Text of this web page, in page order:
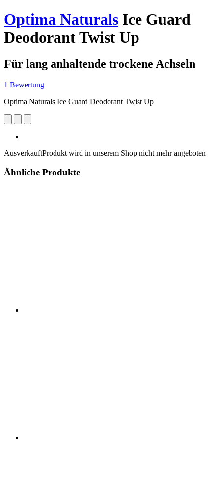
Optima Naturals Ice Guard
Deodorant Twist Up
Für lang anhaltende trockene Achseln
1 Bewertung
Optima Naturals Ice Guard Deodorant Twist Up
AusverkauftProdukt wird in unserem Shop nicht mehr angeboten
Ähnliche Produkte